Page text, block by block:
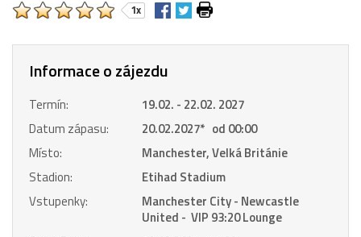
1x
Informace o zájezdu
Termín:
19.02. - 22.02. 2027
Datum zápasu:
20.02.2027* od 00:00
Místo:
Manchester, Velká Británie
Stadion:
Etihad Stadium
Vstupenky:
Manchester City - Newcastle
United - VIP 93:20 Lounge